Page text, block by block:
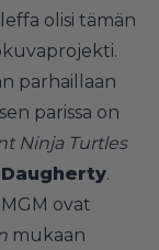
olisi tämän
parhaillaan
parissa on
Ninja Turtles
Daugherty.
ovat
mukaan